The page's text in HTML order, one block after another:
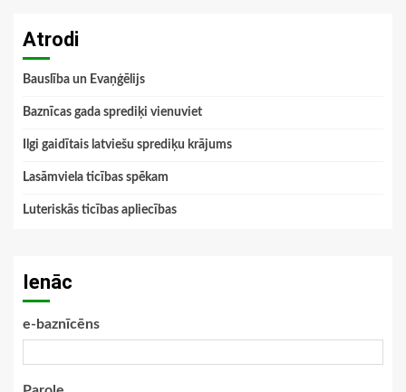
Atrodi
Bauslība un Evaņģēlijs
Baznīcas gada sprediķi vienuviet
Ilgi gaidītais latviešu sprediķu krājums
Lasāmviela ticības spēkam
Luteriskās ticības apliecības
Ienāc
e-baznīcēns